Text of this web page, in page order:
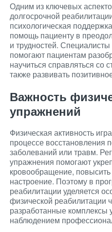
Одним из ключевых
долгосрочной
психологическая
помощь пациенту в
и трудностей.
помогают пациентам
научиться справляться со
также развивать
Важность
упражнений
Физическая активность
процессе восстановления
заболеваний или травм.
упражнения помогают
кровообращение,
настроение. Поэтому в
реабилитации уделяется
физической реабилитации
разработанные комплексы
наблюдением